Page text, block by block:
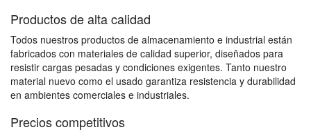
Productos de alta calidad
Todos nuestros productos de almacenamiento e industrial están
fabricados con materiales de calidad superior, diseñados para
resistir cargas pesadas y condiciones exigentes. Tanto nuestro
material nuevo como el usado garantiza resistencia y durabilidad
en ambientes comerciales e industriales.
Precios competitivos